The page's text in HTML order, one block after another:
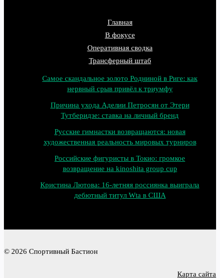
Главная
В фокусе
Оперативная сводка
Трансферный штаб
Самое скандальное золото Родниной в Риге: как
нервный срыв привёл к триумфу
Причина ухода Аделии Петросян от Этери
Тутберидзе: ставка на личный бренд
Русские гимнастки возвращаются: новая
художественная реальность мировых турниров
Российские фигуристы в Токио: громкое
возвращение на kinoshita group cup
Кристина Лютова: 16‑летняя россиянка выиграла
дебютный титул Wta в США
© 2026 Спортивный Бастион
Карта сайта